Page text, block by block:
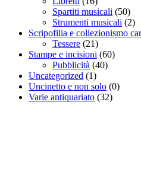
Spartiti musicali (50)
Strumenti musicali (2)
Scripofilia e collezionismo
Tessere (21)
Stampe e incisioni (60)
Pubblicità (40)
Uncategorized (1)
Uncinetto e non solo (0)
Varie antiquariato (32)